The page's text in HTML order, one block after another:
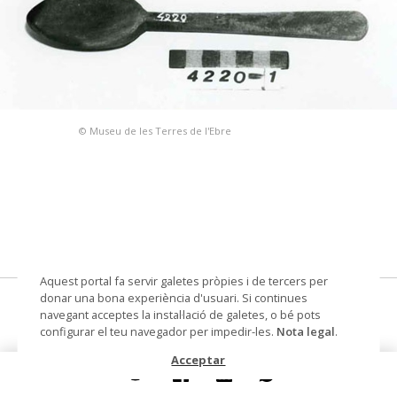
© Museu de les Terres de l'Ebre
cullera de fusta
Materials i tècniques faig
Aquest portal fa servir galetes pròpies i de tercers per
donar una bona experiència d'usuari. Si continues
navegant acceptes la instal·lació de galetes, o bé pots
configurar el teu navegador per impedir-les. Nota legal.
Acceptar